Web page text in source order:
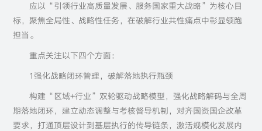
应以“引领行业高质量发展、服务国家重大战略”为核心目
标，聚焦全局性、战略性任务，在破解行业共性痛点中彰显领跑
担当。
重点关注以下四个方面：
1强化战略闭环管理，破解落地执行瓶颈
构建“区域+行业”双轮驱动战略模型，强化战略解码与全周
期落地闭环，建立动态调整与考核督导机制，对齐国资国企改革
要求，打通顶层设计到基层执行的传导链条，激活规模化发展内